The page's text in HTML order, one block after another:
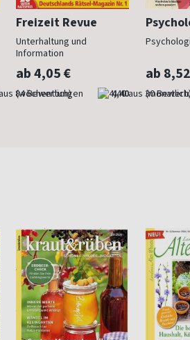
Freizeit Revue
Unterhaltung und
Information
ab 4,05 €
(wöchentlich) 4,40
ab